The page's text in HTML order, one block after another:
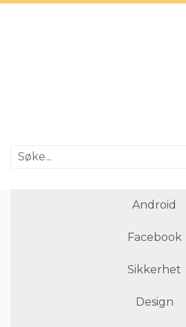
Android
Facebook
Sikkerhet
Design